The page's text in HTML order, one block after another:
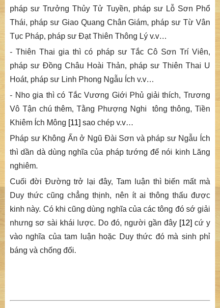
pháp sư Trưởng Thủy Tử Tuyền, pháp sư Lỗ Sơn Phổ
Thái, pháp sư Giao Quang Chân Giám, pháp sư Từ Vân
Tục Pháp, pháp sư Đạt Thiên Thông Lý v.v…
- Thiên Thai gia thì có pháp sư Tắc Cô Sơn Trí Viên,
pháp sư Đồng Châu Hoài Thản, pháp sư Thiên Thai U
Hoát, pháp sư Linh Phong Ngẫu Ích v.v…
- Nho gia thì có Tắc Vương Giới Phủ giải thích, Trương
Vô Tận chú thêm, Tằng Phượng Nghi tông thông, Tiền
Khiêm Ích Mông [11] sao chép v.v…
Pháp sư Không Ấn ở Ngũ Đài Sơn và pháp sư Ngẫu Ích
thì dần dà dùng nghĩa của pháp tướng để nói kinh Lăng
nghiêm.
Cuối đời Đường trở lại đây, Tam luận thì biến mất mà
Duy thức cũng chẳng thịnh, nên ít ai thông thấu được
kinh này. Có khi cũng dùng nghĩa của các tông đó sớ giải
nhưng sơ sài khái lược. Do đó, người gần đây [12] cứ y
vào nghĩa của tam luận hoặc Duy thức đó mà sinh phỉ
báng và chống đối.